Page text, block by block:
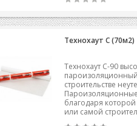
Технохаут С (70м2)
Технохаут С-90
строительстве
благодаря
или самой